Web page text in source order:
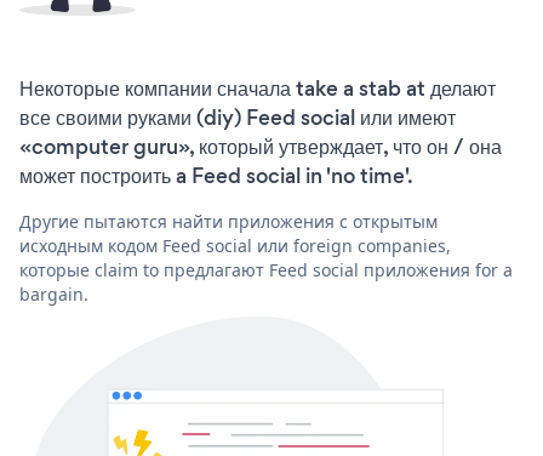
Некоторые компании сначала take a stab at делают
все своими руками (diy) Feed social или имеют
«computer guru», который утверждает, что он / она
может построить a Feed social in 'no time'.
Другие пытаются найти приложения с открытым
исходным кодом Feed social или foreign companies,
которые claim to предлагают Feed social приложения for a
bargain.